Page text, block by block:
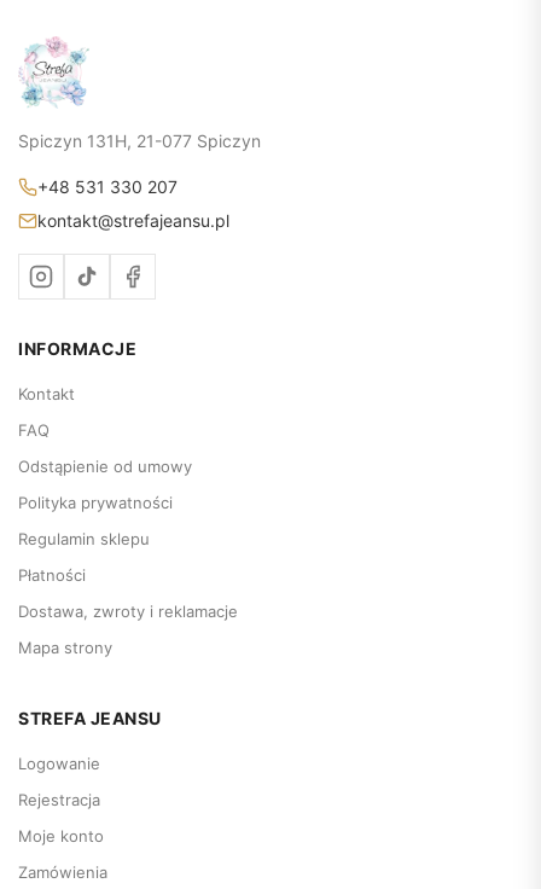
Spiczyn 131H, 21-077 Spiczyn
+48 531 330 207
kontakt@strefajeansu.pl
INFORMACJE
Kontakt
FAQ
Odstąpienie od umowy
Polityka prywatności
Regulamin sklepu
Płatności
Dostawa, zwroty i reklamacje
Mapa strony
STREFA JEANSU
Logowanie
Rejestracja
Moje konto
Zamówienia